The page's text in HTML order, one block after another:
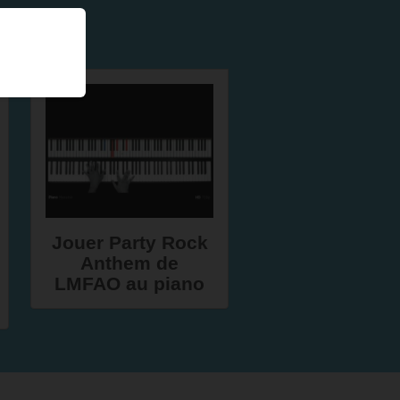
Jouer Party Rock
Anthem de
LMFAO au piano